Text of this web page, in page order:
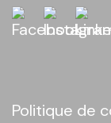
Politique de